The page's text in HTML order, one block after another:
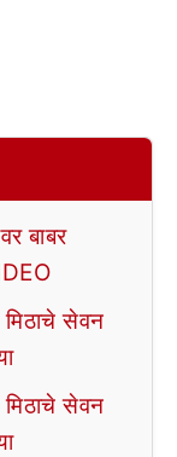
बाबर
सेवन
सेवन